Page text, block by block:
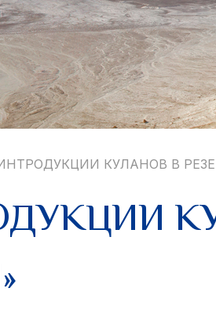
КУЛАНОВ В